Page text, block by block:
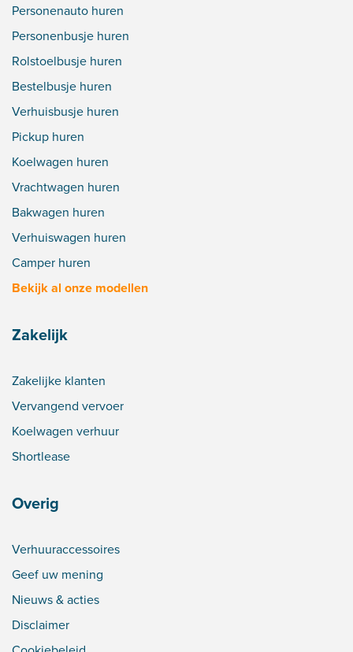
Personenauto huren
Personenbusje huren
Rolstoelbusje huren
Bestelbusje huren
Verhuisbusje huren
Pickup huren
Koelwagen huren
Vrachtwagen huren
Bakwagen huren
Verhuiswagen huren
Camper huren
Bekijk al onze modellen
Zakelijk
Zakelijke klanten
Vervangend vervoer
Koelwagen verhuur
Shortlease
Overig
Verhuuraccessoires
Geef uw mening
Nieuws & acties
Disclaimer